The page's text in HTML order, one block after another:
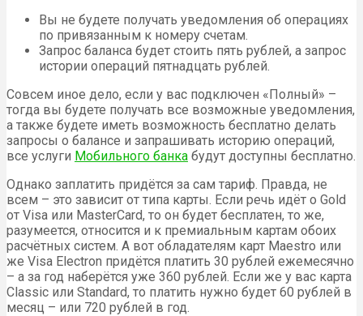
Вы не будете получать уведомления об операциях
по привязанным к номеру счетам.
Запрос баланса будет стоить пять рублей, а запрос
истории операций пятнадцать рублей.
Совсем иное дело, если у вас подключен «Полный» –
тогда вы будете получать все возможные уведомления,
а также будете иметь возможность бесплатно делать
запросы о балансе и запрашивать историю операций,
все услуги Мобильного банка будут доступны бесплатно.
Однако заплатить придётся за сам тариф. Правда, не
всем – это зависит от типа карты. Если речь идёт о Gold
от Visa или MasterCard, то он будет бесплатен, то же,
разумеется, относится и к премиальным картам обоих
расчётных систем. А вот обладателям карт Maestro или
же Visa Electron придётся платить 30 рублей ежемесячно
– а за год наберётся уже 360 рублей. Если же у вас карта
Classic или Standard, то платить нужно будет 60 рублей в
месяц – или 720 рублей в год.